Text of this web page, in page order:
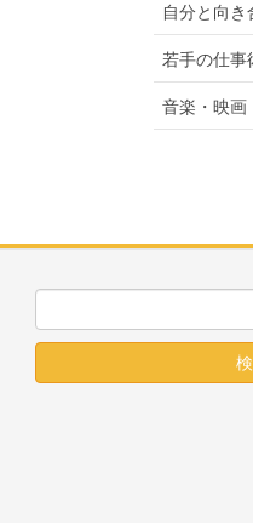
自分と向き
若手の仕事
音楽・映画